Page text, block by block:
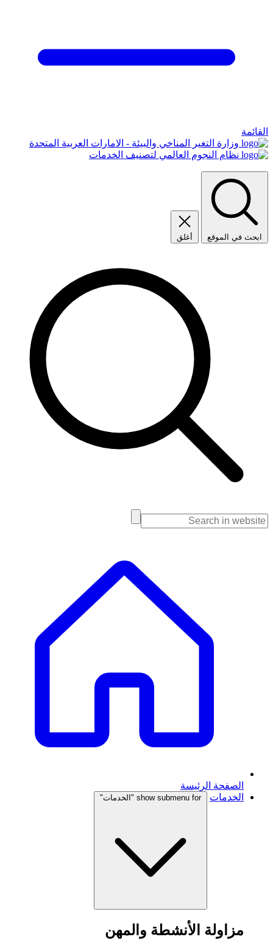
القائمة
وزارة التغير المناخي والبيئة - الامارات العربية المتحدة
نظام النجوم العالمي لتصنيف الخدمات
ابحث في الموقع أغلق
الصفحة الرئيسة
الخدمات
show submenu for "الخدمات"
مزاولة الأنشطة والمهن